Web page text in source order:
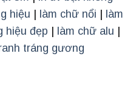
hiệu làm chữ nổi
làm
hiệu đẹp làm chữ alu
tráng gương